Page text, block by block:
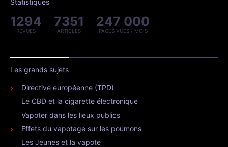
1294
REVUES
7351
ARTICLES
247 000
PAGES VUES / MOIS
Les grands sujets
Directive européenne (TPD)
Le CBD et la cigarette électronique
Vapoter dans les lieux publics
Effets du vapotage sur les poumons
Les Jeunes et la vapote